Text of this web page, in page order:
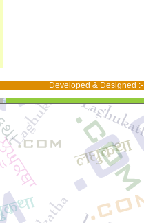
Developed & Designed :-